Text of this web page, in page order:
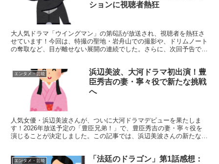
ションに視聴者熱狂
大人気ドラマ「ウイングマン」の第6話が放送され、視聴者を熱狂さ
せています！今回は、特撮の聖地・岩舟山での撮影や、ドリムノート
の奪取など、目が離せない展開の連続でした。さらに、次回予告では
エンタメ・芸能
浜辺美波、大河ドラマ初出演！豊
臣秀吉の妻・寧々役で新たな挑戦
へ
人気女優・浜辺美波さんが、ついに大河ドラマデビューを果たしま
す！2026年放送予定の「豊臣兄弟！」で、豊臣秀吉の妻・寧々役を
演じることが決定しました。この記事では、浜辺美波さんの新たな挑
エンタメ・芸能
「法廷のドラゴン」第1話感想：